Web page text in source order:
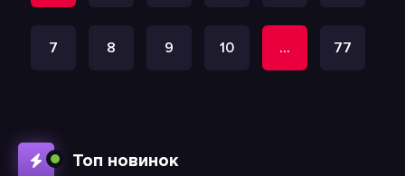
Топ новинок
7 8 9 10 ... 77